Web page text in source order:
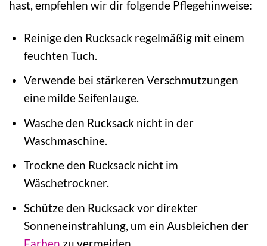
hast, empfehlen wir dir folgende Pflegehinweise:
Reinige den Rucksack regelmäßig mit einem
feuchten Tuch.
Verwende bei stärkeren Verschmutzungen
eine milde Seifenlauge.
Wasche den Rucksack nicht in der
Waschmaschine.
Trockne den Rucksack nicht im
Wäschetrockner.
Schütze den Rucksack vor direkter
Sonneneinstrahlung, um ein Ausbleichen der
Farben zu vermeiden.